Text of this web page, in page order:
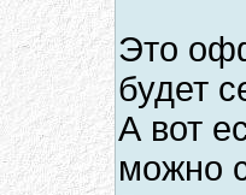
Это
будет
А вот
можно